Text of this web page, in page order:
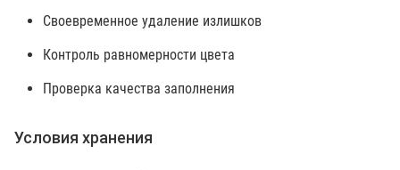
Своевременное удаление излишков
Контроль равномерности цвета
Проверка качества заполнения
Условия хранения